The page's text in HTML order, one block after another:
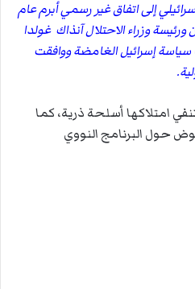
إلى اتفاق غير رسمي أبرم عام
ورئيسة وزراء الاحتلال آنذاكغولدا
إسرائيل الغامضة ووافقت
امتلاكها أسلحة ذرية، كما
حول البرنامج النووي